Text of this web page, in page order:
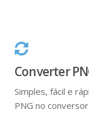
Converter
Simples, fácil e
PNG no